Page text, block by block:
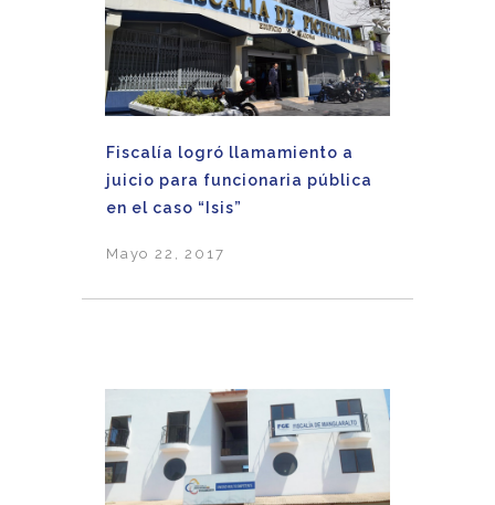
Fiscalía logró llamamiento a
juicio para funcionaria pública
en el caso “Isis”
Mayo 22, 2017